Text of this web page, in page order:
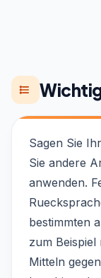
Sagen Sie
Sie andere
anwenden.
bestimmten
zum Beispiel
Mitteln